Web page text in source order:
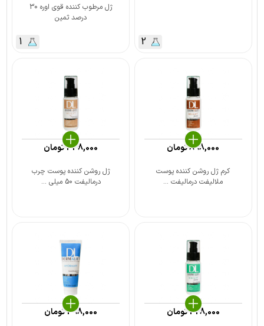
2
ژل مرطوب کننده قوی اوره 30
درصد ثمین
1
کرم ژل روشن کننده پوست
ملالیفت درمالیفت ...
898,000تومان
ژل روشن کننده پوست چرب
درمالیفت 50 میلی ...
438,000تومان
428,000تومان 398,000تومان